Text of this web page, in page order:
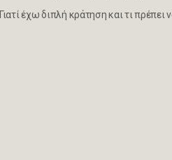
Γιατί έχω διπλή κράτηση και τι πρέπει